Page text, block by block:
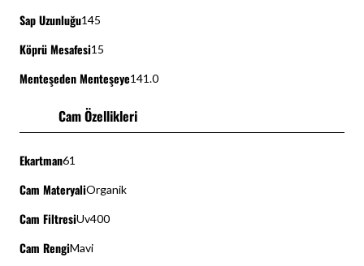
Sap Uzunluğu145
Köprü Mesafesi15
Menteşeden Menteşeye141.0
Cam Özellikleri
Ekartman61
Cam MateryaliOrganik
Cam FiltresiUv400
Cam RengiMavi